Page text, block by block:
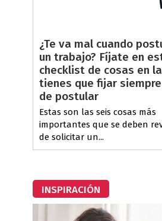
¿Te va mal cuando
un trabajo? Fíjate en
checklist de cosas en
tienes que fijar
de postular
Estas son las seis cosas más
importantes que se deben
de solicitar un...
INSPIRACIÓN